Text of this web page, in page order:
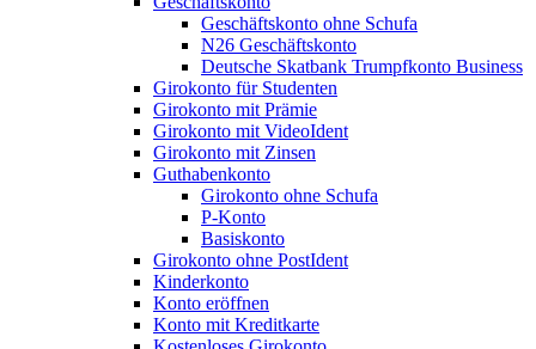
Geschäftskonto ohne Schufa
N26 Geschäftskonto
Deutsche Skatbank Trumpfkonto Business
Girokonto für Studenten
Girokonto mit Prämie
Girokonto mit VideoIdent
Girokonto mit Zinsen
Guthabenkonto
Girokonto ohne Schufa
P-Konto
Basiskonto
Girokonto ohne PostIdent
Kinderkonto
Konto eröffnen
Konto mit Kreditkarte